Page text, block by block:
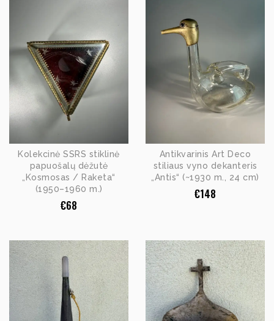
Kolekcinė SSRS stiklinė
papuošalų dėžutė
„Kosmosas / Raketa“
(1950–1960 m.)
€68
Antikvarinis Art Deco
stiliaus vyno dekanteris
„Antis“ (~1930 m., 24 cm)
€148